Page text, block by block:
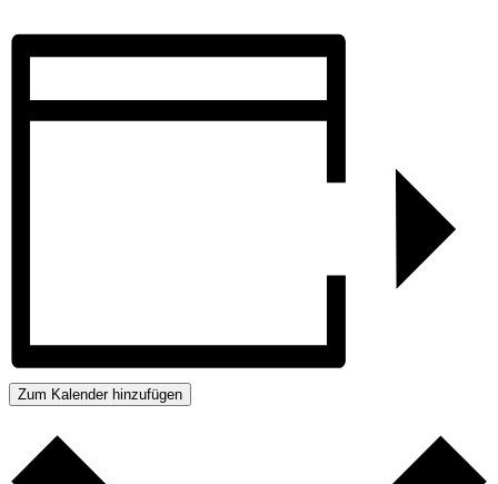
Zum Kalender hinzufügen